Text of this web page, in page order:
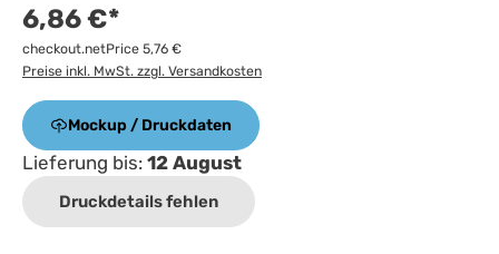
6,86 €*
checkout.netPrice 5,76 €
Preise inkl. MwSt. zzgl. Versandkosten
Mockup / Druckdaten
Lieferung bis: 12 August
Druckdetails fehlen